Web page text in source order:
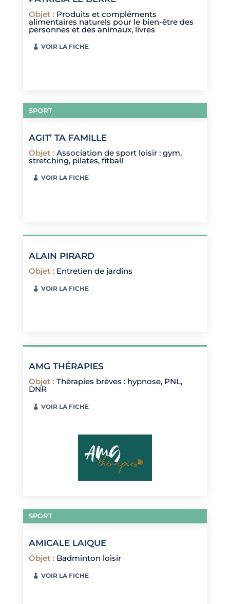
Objet : Produits et compléments
alimentaires naturels pour le bien-être des
personnes et des animaux, livres
VOIR LA FICHE
SPORT
AGIT’ TA FAMILLE
Objet : Association de sport loisir : gym,
stretching, pilates, fitball
VOIR LA FICHE
ALAIN PIRARD
Objet : Entretien de jardins
VOIR LA FICHE
AMG THÉRAPIES
Objet : Thérapies brèves : hypnose, PNL,
DNR
VOIR LA FICHE
SPORT
AMICALE LAIQUE
Objet : Badminton loisir
VOIR LA FICHE